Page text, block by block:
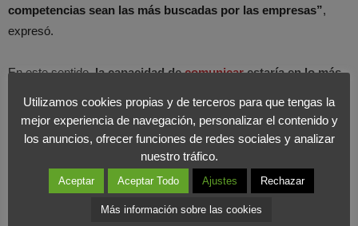
competencias sean las más buscadas por las empresas”,
expresó.
En este sentido,la capacidad decomunicarestaría en lo más
facilidad para conectarnos con las personas, empatizar y
adaptarnos a comunidades muy diferentes es un valor en
Por eso, la forma de funcionar de muchas empresas, se ha
transformado. Por ejemplo, para Carmen García, directora de
soluciones cognitivas de IBM para el sur de Europa,“el nuevo
marketing es sobre la gente, lo que conecta a las personas es
Utilizamos cookies propias y de terceros para que tengas la
mejor experiencia de navegación, personalizar el contenido y
los anuncios, ofrecer funciones de redes sociales y analizar
nuestro tráfico.
Aceptar Aceptar Todo Ajustes Rechazar
Más información sobre las cookies